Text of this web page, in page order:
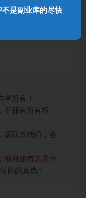
所有！
拥有所有权，
请联系我们，会
项目如有涉及付
目的真伪！
不是副业库的尽快